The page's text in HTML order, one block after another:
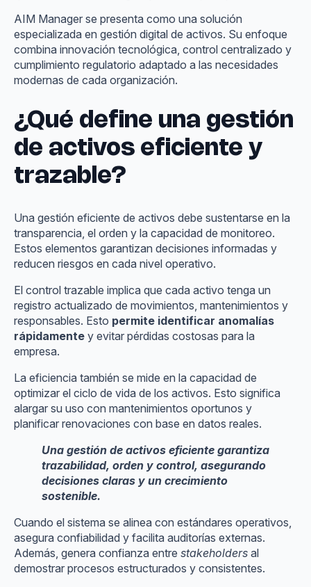
AIM Manager se presenta como una solución
especializada en gestión digital de activos. Su enfoque
combina innovación tecnológica, control centralizado y
cumplimiento regulatorio adaptado a las necesidades
modernas de cada organización.
¿Qué define una gestión
de activos eficiente y
trazable?
Una gestión eficiente de activos debe sustentarse en la
transparencia, el orden y la capacidad de monitoreo.
Estos elementos garantizan decisiones informadas y
reducen riesgos en cada nivel operativo.
El control trazable implica que cada activo tenga un
registro actualizado de movimientos, mantenimientos y
responsables. Esto permite identificar anomalías
rápidamente y evitar pérdidas costosas para la
empresa.
La eficiencia también se mide en la capacidad de
optimizar el ciclo de vida de los activos. Esto significa
alargar su uso con mantenimientos oportunos y
planificar renovaciones con base en datos reales.
Una gestión de activos eficiente garantiza
trazabilidad, orden y control, asegurando
decisiones claras y un crecimiento
sostenible.
Cuando el sistema se alinea con estándares operativos,
asegura confiabilidad y facilita auditorías externas.
Además, genera confianza entre stakeholders al
demostrar procesos estructurados y consistentes.